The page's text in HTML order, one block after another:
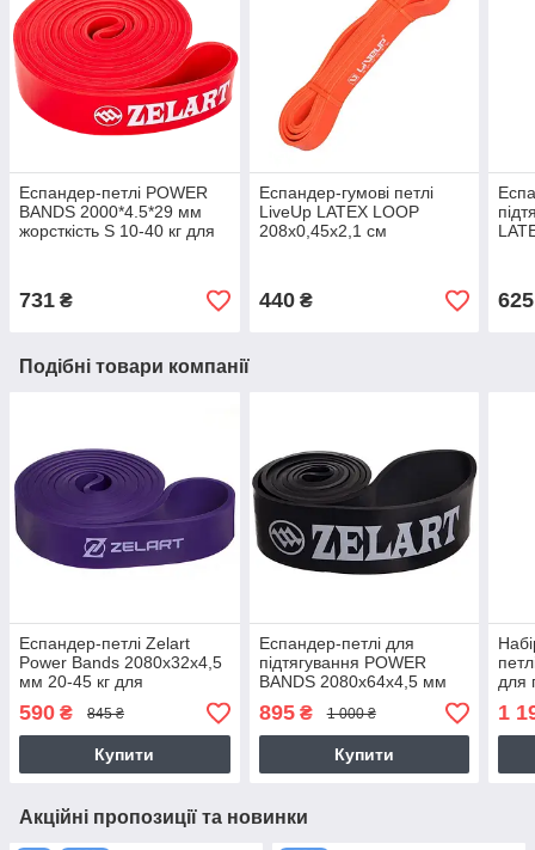
Еспандер-петлі POWER
BANDS 2000*4.5*29 мм
жорсткість S 10-40 кг для
731 ₴
Еспандер-гумові петлі
LiveUp LATEX LOOP
208х0,45х2,1 см
440₴ 625
Подібні товари компанії
Еспандер-петлі Zelart
Power Bands 2080x32x4,5
мм 20-45 кг для
тренувань (FI-2606-3)
590 ₴ 845 ₴
Купити
Еспандер-петлі для
підтягування POWER
BANDS 2080x64x4,5 мм
жорсткість XL 29-79 кг (FI-
0889-5)
895₴ 1 000 ₴
Купити
для
1
Акційні пропозиції та новинки